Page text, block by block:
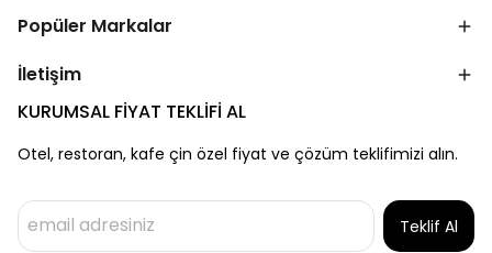
Popüler Markalar
İletişim
KURUMSAL FİYAT TEKLİFİ AL
Otel, restoran, kafe çin özel fiyat ve çözüm teklifimizi alın.
Teklif Al